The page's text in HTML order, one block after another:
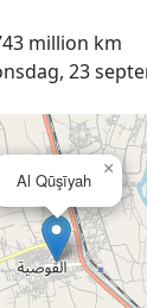
million km
23
Al Qūşīyah
×